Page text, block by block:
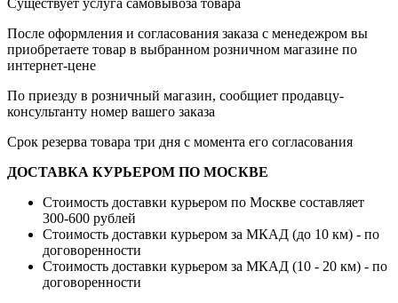
После оформления и согласования заказа с менедежром вы
приобретаете товар в выбранном розничном магазине по
интернет-цене
По приезду в розничный магазин, сообщиет продавцу-
консультанту номер вашего заказа
Срок резерва товара три дня с момента его согласования
ДОСТАВКА КУРЬЕРОМ ПО МОСКВЕ
Стоимость доставки курьером по Москве составляет
300-600 рублей
Стоимость доставки курьером за МКАД (до 10 км) - по
договоренности
Стоимость доставки курьером за МКАД (10 - 20 км) - по
договоренности